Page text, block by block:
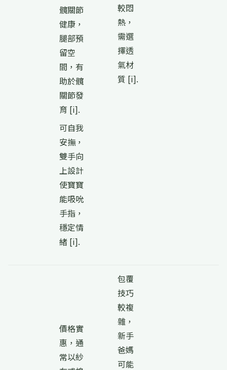
髖關節
健康，
腿部預
留空
間，有
助於髖
關節發
育 [i].
可自我
安撫，
雙手向
上設計
使寶寶
能吸吮
手指，
穩定情
緒 [i].
較悶
熱，
需選
擇透
氣材
質 [i].
價格實
惠，通
常以紗
包覆
技巧
較複
雜，
新手
爸媽
可能